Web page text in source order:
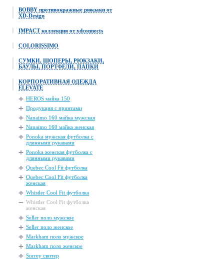
BOBBY противокражные рюкзаки от
XD-Design
IMPACT коллекция от xdconnects
COLORISSIMO
СУМКИ, ШОПЕРЫ, РЮКЗАКИ,
БАУЛЫ, ПОРТФЕЛИ, ПАПКИ
КОРПОРАТИВНАЯ ОДЕЖДА
ELEVATE
HEROS майка 150
Продукция с принтами
Nanaimo 160 майка мужская
Nanaimo 160 майка женская
Ponoka мужская футболка с
длинными рукавами
Ponoka женская футболка с
длинными рукавами
Quebec Cool Fit футболка
Quebec Cool Fit футболка
женская
Whistler Cool Fit футболка
Whistler Cool Fit футболка
женская
Seller поло мужское
Seller поло женское
Markham поло мужское
Markham поло женское
Surrey свитер